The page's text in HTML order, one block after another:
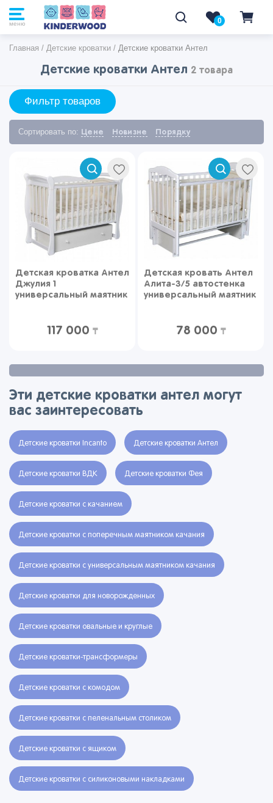
меню 0
Главная / Детские кроватки / Детские кроватки Антел
Детские кроватки Антел 2 товара
Фильтр товаров
Сортировать по: Цене Новизне Порядку
Детская кроватка Антел
Джулия 1
универсальный маятник
117 000 ₸
Детская кровать Антел
Алита-3/5 автостенка
универсальный маятник
78 000 ₸
Эти детские кроватки антел могут
вас заинтересовать
Детские кроватки Incanto Детские кроватки Антел
Детские кроватки ВДК Детские кроватки Фея
Детские кроватки с качанием
Детские кроватки с поперечным маятником качания
Детские кроватки с универсальным маятником качания
Детские кроватки для новорожденных
Детские кроватки овальные и круглые
Детские кроватки-трансформеры
Детские кроватки с комодом
Детские кроватки с пеленальным столиком
Детские кроватки с ящиком
Детские кроватки с силиконовыми накладками